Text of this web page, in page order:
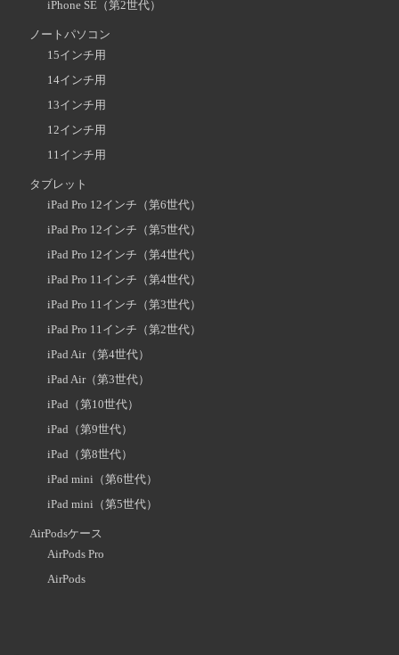
iPhone SE（第2世代）
ノートパソコン
15インチ用
14インチ用
13インチ用
12インチ用
11インチ用
タブレット
iPad Pro 12インチ（第6世代）
iPad Pro 12インチ（第5世代）
iPad Pro 12インチ（第4世代）
iPad Pro 11インチ（第4世代）
iPad Pro 11インチ（第3世代）
iPad Pro 11インチ（第2世代）
iPad Air（第4世代）
iPad Air（第3世代）
iPad（第10世代）
iPad（第9世代）
iPad（第8世代）
iPad mini（第6世代）
iPad mini（第5世代）
AirPodsケース
AirPods Pro
AirPods